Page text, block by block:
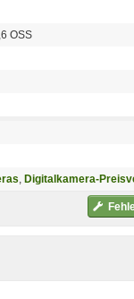
OSS
, Digitalkamera-